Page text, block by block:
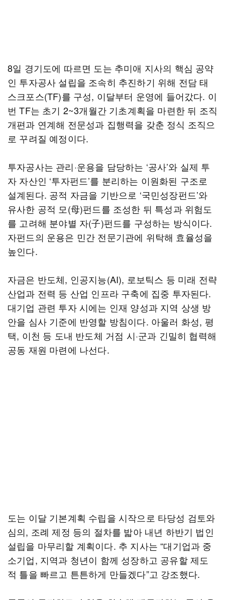
8일 경기도에 따르면 도는 추미애 지사의 핵심 공약
인 투자공사 설립을 조속히 추진하기 위해 전담 태
스크포스(TF)를 구성, 이달부터 운영에 들어갔다. 이
번 TF는 초기 2~3개월간 기초계획을 마련한 뒤 조직
개편과 연계해 전문성과 집행력을 갖춘 정식 조직으
로 꾸려질 예정이다.
투자공사는 관리·운용을 담당하는 ‘공사’와 실제 투
자 자산인 ‘투자펀드’를 분리하는 이원화된 구조로
설계된다. 공적 자금을 기반으로 ‘국민성장펀드’와
유사한 공적 모(母)펀드를 조성한 뒤 특성과 위험도
를 고려해 분야별 자(子)펀드를 구성하는 방식이다.
자펀드의 운용은 민간 전문기관에 위탁해 효율성을
높인다.
자금은 반도체, 인공지능(AI), 로보틱스 등 미래 전략
산업과 전력 등 산업 인프라 구축에 집중 투자된다.
대기업 관련 투자 시에는 인재 양성과 지역 상생 방
안을 심사 기준에 반영할 방침이다. 아울러 화성, 평
택, 이천 등 도내 반도체 거점 시·군과 긴밀히 협력해
공동 재원 마련에 나선다.
도는 이달 기본계획 수립을 시작으로 타당성 검토와
심의, 조례 제정 등의 절차를 밟아 내년 하반기 법인
설립을 마무리할 계획이다. 추 지사는 “대기업과 중
소기업, 지역과 청년이 함께 성장하고 공유할 제도
적 틀을 빠르고 튼튼하게 만들겠다”고 강조했다.